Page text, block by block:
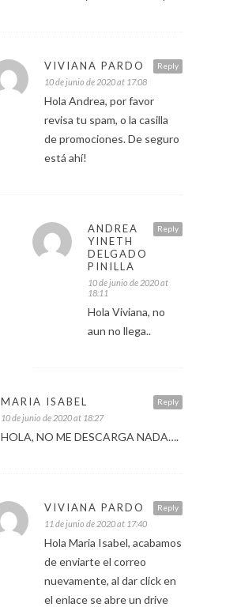
Reply
VIVIANA PARDO
10 de junio de 2020 at 17:08
Hola Andrea, por favor
revisa tu spam, o la casilla
de promociones. De seguro
está ahí!
Reply
ANDREA
YINETH
DELGADO
PINILLA
10 de junio de 2020 at
18:11
Hola Viviana, no
aun no llega..
Reply
MARIA ISABEL
10 de junio de 2020 at 18:27
HOLA, NO ME DESCARGA NADA….
Reply
VIVIANA PARDO
11 de junio de 2020 at 17:40
Hola Maria Isabel, acabamos
de enviarte el correo
nuevamente, al dar click en
el enlace se abre un drive